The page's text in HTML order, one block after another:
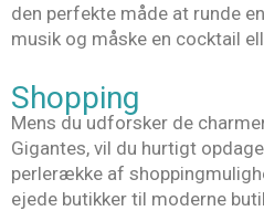
den perfekte måde at runde
musik og måske en cocktail
Shopping
Mens du udforsker de
Gigantes, vil du hurtigt
perlerække af
ejede butikker til moderne